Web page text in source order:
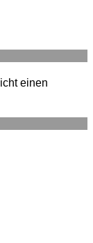
einen